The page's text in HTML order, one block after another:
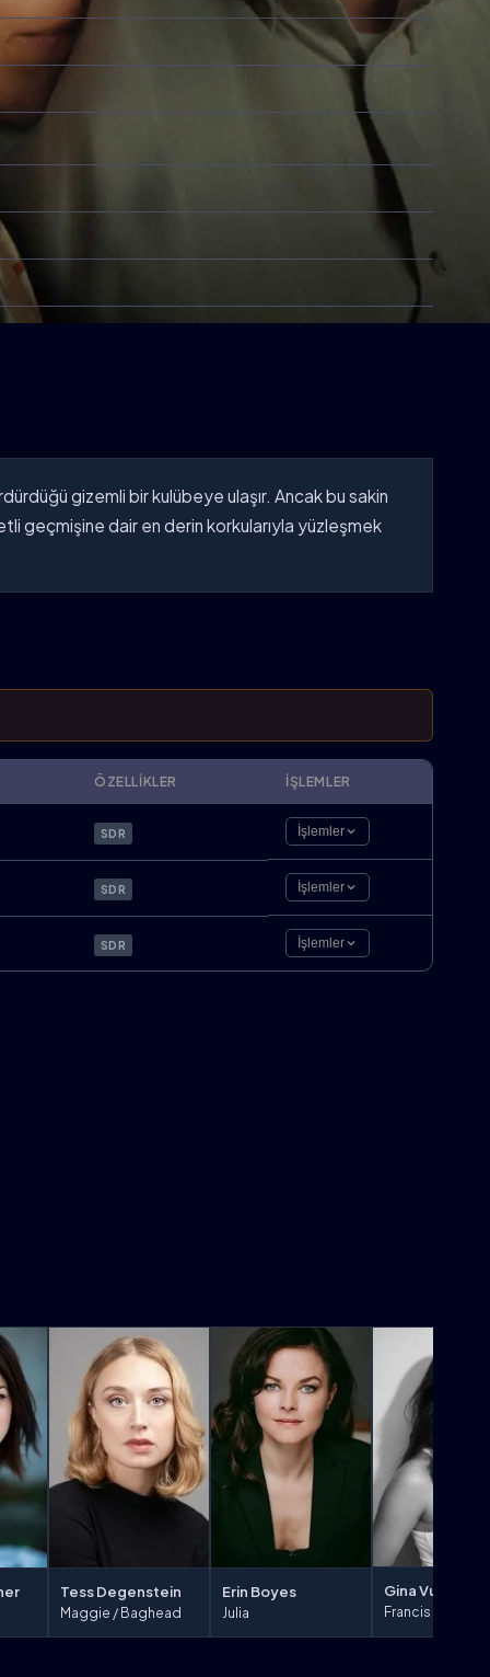
gizemli bir kulübeye ulaşır. Ancak bu sakin
geçmişine dair en derin korkularıyla yüzleşmek
ÖZELLIKLER İŞLEMLER
SDR İşlemler
SDR İşlemler
SDR İşlemler
Tess Degenstein
Maggie / Baghead
Erin Boyes
Julia
Gina Vultaggio
Francis